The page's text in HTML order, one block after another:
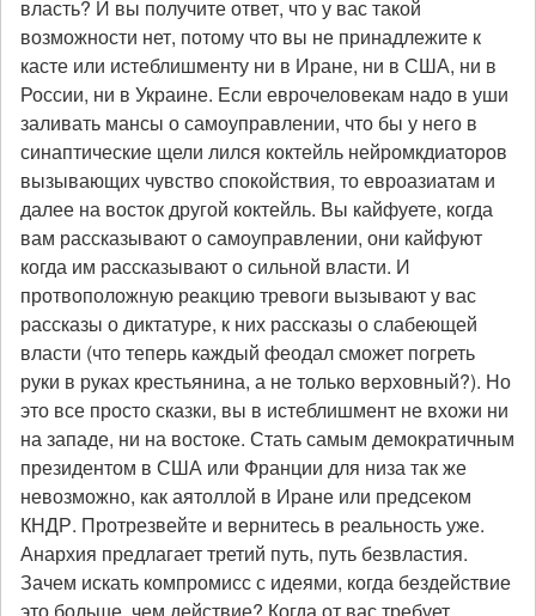
власть? И вы получите ответ, что у вас такой
возможности нет, потому что вы не принадлежите к
касте или истеблишменту ни в Иране, ни в США, ни в
России, ни в Украине. Если еврочеловекам надо в уши
заливать мансы о самоуправлении, что бы у него в
синаптические щели лился коктейль нейромкдиаторов
вызывающих чувство спокойствия, то евроазиатам и
далее на восток другой коктейль. Вы кайфуете, когда
вам рассказывают о самоуправлении, они кайфуют
когда им рассказывают о сильной власти. И
протвоположную реакцию тревоги вызывают у вас
рассказы о диктатуре, к них рассказы о слабеющей
власти (что теперь каждый феодал сможет погреть
руки в руках крестьянина, а не только верховный?). Но
это все просто сказки, вы в истеблишмент не вхожи ни
на западе, ни на востоке. Стать самым демократичным
президентом в США или Франции для низа так же
невозможно, как аятоллой в Иране или предсеком
КНДР. Протрезвейте и вернитесь в реальность уже.
Анархия предлагает третий путь, путь безвластия.
Зачем искать компромисс с идеями, когда бездействие